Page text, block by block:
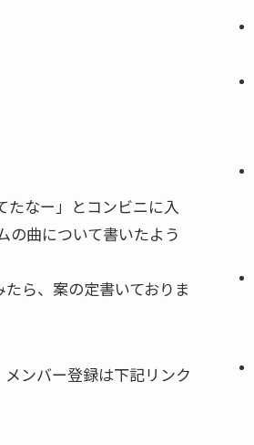
たなー」とコンビニに入
の曲について書いたよう
ら、案の定書いておりま
ンバー登録は下記リンク